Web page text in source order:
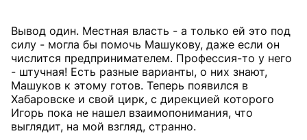
Вывод один. Местная власть - а только ей это под
силу - могла бы помочь Машукову, даже если он
числится предпринимателем. Профессия-то у него
- штучная! Есть разные варианты, о них знают,
Машуков к этому готов. Теперь появился в
Хабаровске и свой цирк, с дирекцией которого
Игорь пока не нашел взаимопонимания, что
выглядит, на мой взгляд, странно.